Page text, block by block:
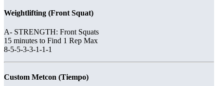
Weightlifting (Front Squat)
A- STRENGTH: Front Squats
15 minutes to Find 1 Rep Max
8-5-5-3-3-1-1-1
Custom Metcon (Tiempo)